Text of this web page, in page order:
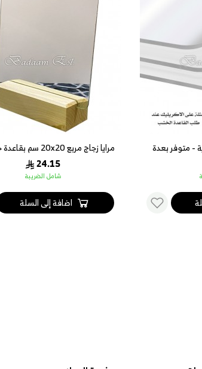
- متوفر بعدة
سم
24.15
شامل الضريبة
اضافة إلى السلة